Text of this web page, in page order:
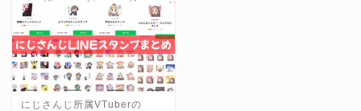
にじさんじ所属VTuberの